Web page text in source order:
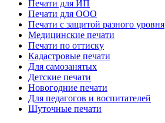
Печати для ИП
Печати для ООО
Печати с защитой разного уровня
Медицинские печати
Печати по оттиску
Кадастровые печати
Для самозанятых
Детские печати
Новогодние печати
Для педагогов и воспитателей
Шуточные печати